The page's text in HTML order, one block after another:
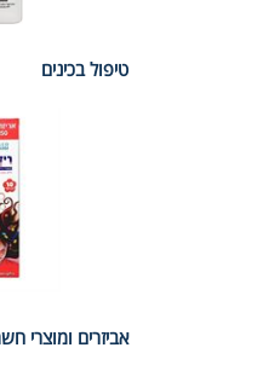
טיפול בכינים
אביזרים ומוצרי